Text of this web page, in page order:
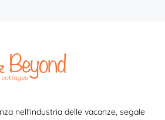
nell'industria delle vacanze, segale